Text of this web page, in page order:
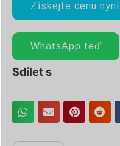
Získejte cenu nyní
WhatsApp teď
Sdílet s